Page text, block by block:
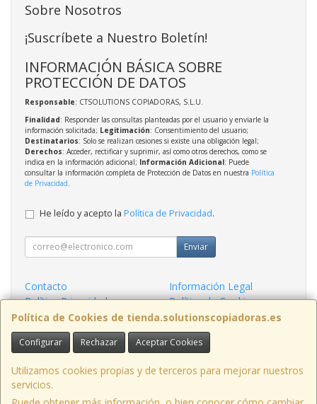
Política de Cookies de tienda.solutionscopiadoras.es
Configurar Rechazar Aceptar Cookies
Utilizamos cookies propias y de terceros para mejorar nuestros
servicios.
Sobre Nosotros
¡Suscríbete a Nuestro Boletín!
INFORMACIÓN BÁSICA SOBRE
PROTECCIÓN DE DATOS
Responsable: CTSOLUTIONS COPIADORAS, S.L.U.
Finalidad: Responder las consultas planteadas por el usuario y enviarle la
información solicitada; Legitimación: Consentimiento del usuario;
Destinatarios: Solo se realizan cesiones si existe una obligación legal;
Derechos: Acceder, rectificar y suprimir, así como otros derechos, como se
indica en la información adicional; Información Adicional: Puede
consultar la información completa de Protección de Datos en nuestra Política
de Privacidad
He leído y acepto la Política de Privacidad.
Enviar
Contacto
Información Legal
Política Privacidad
Política de Cookies
Condiciones de Compra
Formas de Pago
Contacto
info@solutionscopiadoras.es